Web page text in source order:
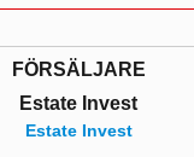
FÖRSÄLJARE
Estate Invest
Estate Invest